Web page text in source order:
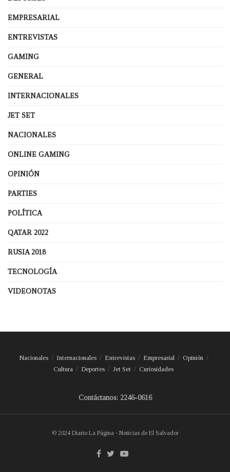
EMPRESARIAL
ENTREVISTAS
GAMING
GENERAL
INTERNACIONALES
JET SET
NACIONALES
ONLINE GAMING
OPINIÓN
PARTIES
POLÍTICA
QATAR 2022
RUSIA 2018
TECNOLOGÍA
VIDEONOTAS
Nacionales Internacionales Entrevistas Empresarial
Opinión
Cultura
Deportes Jet Set Curiosidades
Contáctanos: 2246-0616
© 2024 Diario La Página - Noticias de El Salvador